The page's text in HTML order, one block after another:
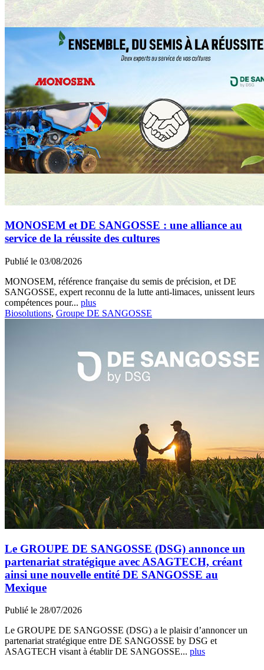
MONOSEM et DE SANGOSSE : une alliance au
service de la réussite des cultures
Publié le 03/08/2026
MONOSEM, référence française du semis de précision, et DE
SANGOSSE, expert reconnu de la lutte anti-limaces, unissent leurs
compétences pour... plus
Biosolutions, Groupe DE SANGOSSE
Le GROUPE DE SANGOSSE (DSG) annonce un
partenariat stratégique avec ASAGTECH, créant
ainsi une nouvelle entité DE SANGOSSE au
Mexique
Publié le 28/07/2026
Le GROUPE DE SANGOSSE (DSG) a le plaisir d’annoncer un
partenariat stratégique entre DE SANGOSSE by DSG et
ASAGTECH visant à établir DE SANGOSSE... plus